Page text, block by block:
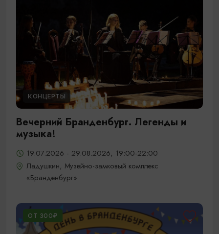
КОНЦЕРТЫ
Вечерний Бранденбург. Легенды и
музыка!
19.07.2026 - 29.08.2026, 19:00-22:00
Ладушкин, Музейно-замковый комплекс
«Бранденбург»
ОТ 300₽